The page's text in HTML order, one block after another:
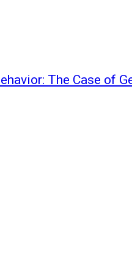
The Case of